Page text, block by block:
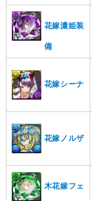
花嫁濃姫装
備
花嫁シーナ
花嫁ノルザ
木花嫁フェ